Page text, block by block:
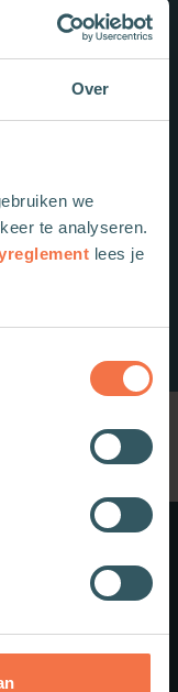
Over
we
te analyseren.
lees je